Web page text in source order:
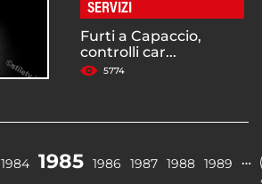
SERVIZI
Furti a Capaccio,
controlli car...
5774
1984 1985 1986 1987 1988 1989 …